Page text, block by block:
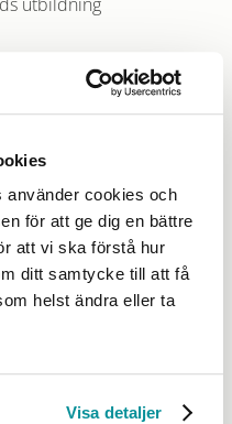
använder cookies och
för att ge dig en bättre
att vi ska förstå hur
ditt samtycke till att få
helst ändra eller ta
Visa detaljer
Tekla Söderstjärna,
Melker
Emilia Nordenberg,